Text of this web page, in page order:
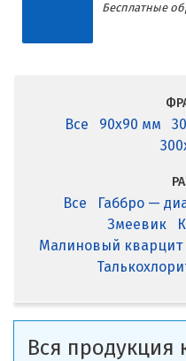
Бесплатные
Все 90x90 мм
Все Габбро —
Змеевик
Малиновый кварцит
Вся продукция